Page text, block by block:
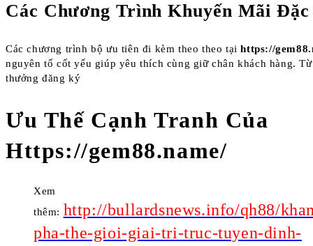
Các Chương Trình Khuyến Mãi
Các chương trình bộ ưu tiên đi kèm theo theo tạihttps://
nguyên tố cốt yếu giúp yêu thích cùng giữ chân khách hàng.
thưởng đăng ký
Ưu Thế Cạnh Tranh Của
Https://gem88.name/
Xem
thêm: http://bullardsnews.info/qh88/
pha-the-gioi-giai-tri-truc-tuyen-dinh-